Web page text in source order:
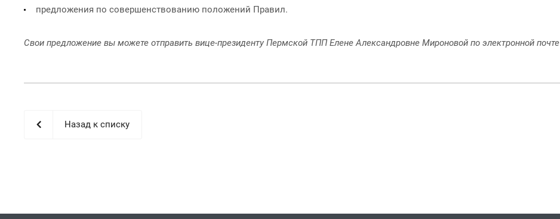
предложения по совершенствованию положений Правил.
Свои предложение вы можете отправить вице-президенту Пермской ТПП Елене Александровне Мироновой по электронной почте
Назад к списку